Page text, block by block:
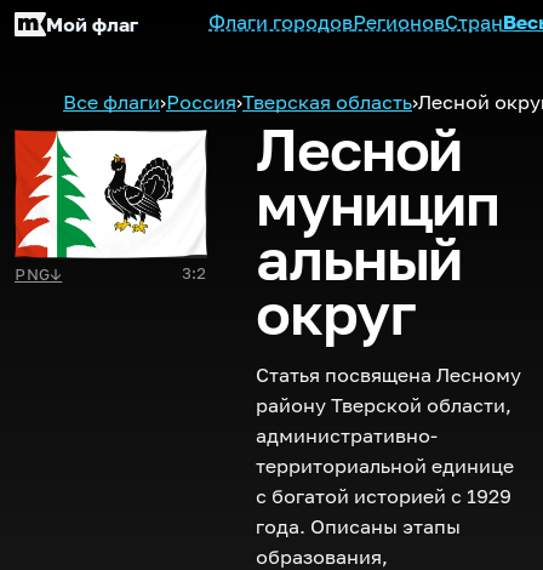
Мой флаг Флаги городовРегионовСтран
Все флаги›Россия›Тверская область›Лесной
PNG↓ 3:2
Лесной
муницип
альный
округ
Статья посвящена Лесному
району Тверской области,
административно-
территориальной единице
с богатой историей с 1929
года. Описаны этапы
образования,